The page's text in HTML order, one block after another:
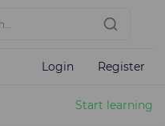
Login Register
Start learning